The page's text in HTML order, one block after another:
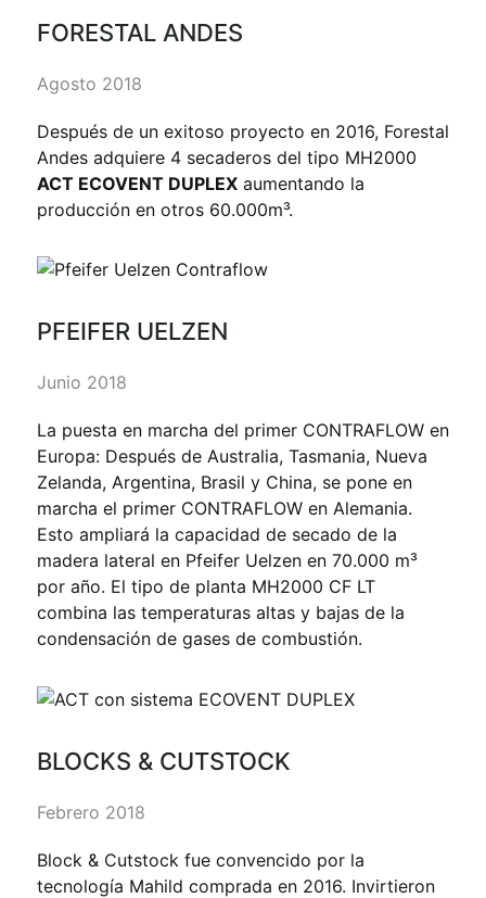
FORESTAL ANDES
Agosto 2018
Después de un exitoso proyecto en 2016, Forestal
Andes adquiere 4 secaderos del tipo MH2000
ACT ECOVENT DUPLEX aumentando la
producción en otros 60.000m³.
PFEIFER UELZEN
Junio 2018
La puesta en marcha del primer CONTRAFLOW en
Europa: Después de Australia, Tasmania, Nueva
Zelanda, Argentina, Brasil y China, se pone en
marcha el primer CONTRAFLOW en Alemania.
Esto ampliará la capacidad de secado de la
madera lateral en Pfeifer Uelzen en 70.000 m³
por año. El tipo de planta MH2000 CF LT
combina las temperaturas altas y bajas de la
condensación de gases de combustión.
BLOCKS & CUTSTOCK
Febrero 2018
Block & Cutstock fue convencido por la
tecnología Mahild comprada en 2016. Invirtieron